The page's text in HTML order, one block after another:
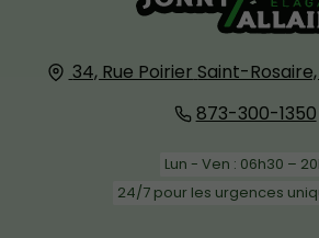
34, Rue Poirier Saint-
873-300-1350
Lun - Ven : 06h30 –
24/7 pour les urgences